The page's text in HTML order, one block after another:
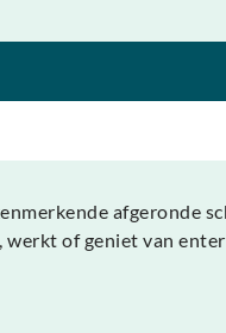
afgeronde
of geniet van